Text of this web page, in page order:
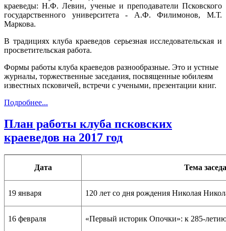
краеведы: Н.Ф. Левин, ученые и преподаватели Псковского
государственного университета - А.Ф. Филимонов, М.Т.
Маркова.
В традициях клуба краеведов серьезная исследовательская и
просветительская работа.
Формы работы клуба краеведов разнообразные. Это и устные
журналы, торжественные заседания, посвященные юбилеям
известных псковичей, встречи с учеными, презентации книг.
Подробнее...
План работы клуба псковских
краеведов на 2017 год
Дата Тема
19 января 120 лет со дня рождения Николая
16 февраля «Первый историк Опочки»: к 285-